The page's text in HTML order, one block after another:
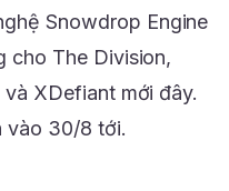
Snowdrop Engine
cho The Division,
XDefiant mới đây.
vào 30/8 tới.